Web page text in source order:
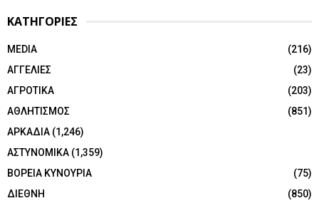
ΚΑΤΗΓΟΡΙΕΣ
MEDIA
(216)
ΑΓΓΕΛΙΕΣ
(23)
ΑΓΡΟΤΙΚΑ
(203)
ΑΘΛΗΤΙΣΜΟΣ
(851)
ΑΡΚΑΔΙΑ (1,246)
ΑΣΤΥΝΟΜΙΚΑ (1,359)
ΒΟΡΕΙΑ ΚΥΝΟΥΡΙΑ
(75)
ΔΙΕΘΝΗ
(850)